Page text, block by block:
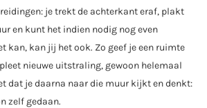
je trekt de achterkant eraf, plakt
en kunt het indien nodig nog even
kan, kan jij het ook. Zo geef je een ruimte
nieuwe uitstraling, gewoon helemaal
dat je daarna naar die muur kijkt en denkt:
zelf gedaan.